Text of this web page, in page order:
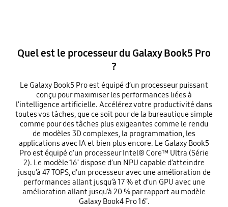
Quel est le processeur du Galaxy Book5 Pro
?
Le Galaxy Book5 Pro est équipé d’un processeur puissant
conçu pour maximiser les performances liées à
l'intelligence artificielle. Accélérez votre productivité dans
toutes vos tâches, que ce soit pour de la bureautique simple
comme pour des tâches plus exigeantes comme le rendu
de modèles 3D complexes, la programmation, les
applications avec IA et bien plus encore. Le Galaxy Book5
Pro est équipé d’un processeur Intel® Core™ Ultra (Série
2). Le modèle 16" dispose d’un NPU capable d’atteindre
jusqu’à 47 TOPS, d’un processeur avec une amélioration de
performances allant jusqu’à 17 % et d’un GPU avec une
amélioration allant jusqu’à 20 % par rapport au modèle
Galaxy Book4 Pro 16".